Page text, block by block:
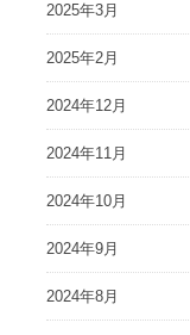
2025年3月
2025年2月
2024年12月
2024年11月
2024年10月
2024年9月
2024年8月